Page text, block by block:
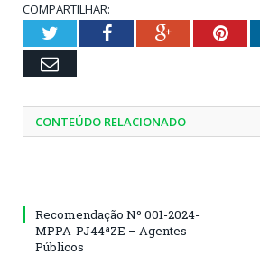
COMPARTILHAR:
TwitterFacebookGoogle+
Email
CONTEÚDO RELACIONADO
Recomendação Nº 001-2024-
MPPA-PJ44ªZE – Agentes
Públicos